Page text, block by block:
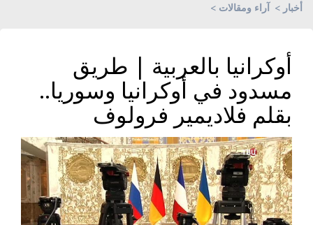
أخبار آراء ومقالات
أوكرانيا بالعربية | طريق
مسدود في أوكرانيا وسوريا..
بقلم فلاديمير فرولوف